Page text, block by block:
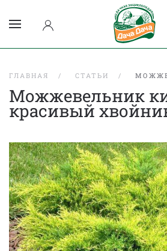
ГЛАВНАЯ СТАТЬИ
Можжевельник
красивый